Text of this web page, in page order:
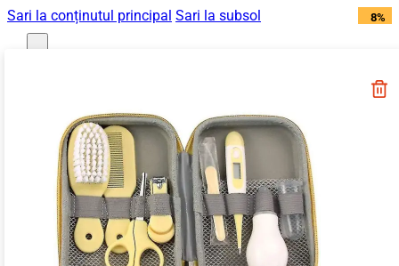
Sari la conținutul principal Sari la subsol
Igienă și Sănătate
Accesorii îngrijire
copii
Articole igienă
22%
22%
14%
40%
17%
8%
36%
13%
10%
34%
34%
9%
14%
8%
8%
8%